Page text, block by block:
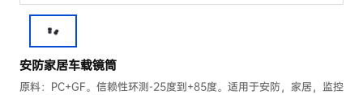
安防家居车载镜筒
原料：PC+GF。信赖性环测-25度到+85度。适用于安防，家居，监控